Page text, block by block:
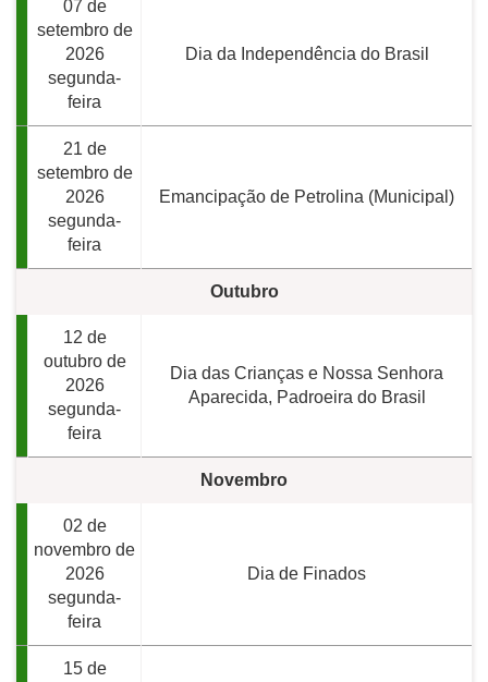
07 de
setembro de
2026
segunda-
feira
Dia da Independência do Brasil
21 de
setembro de
2026
segunda-
feira
Emancipação de Petrolina (Municipal)
Outubro
12 de
outubro de
2026
segunda-
feira
Dia das Crianças e Nossa Senhora
Aparecida, Padroeira do Brasil
Novembro
02 de
novembro de
2026
segunda-
feira
Dia de Finados
15 de